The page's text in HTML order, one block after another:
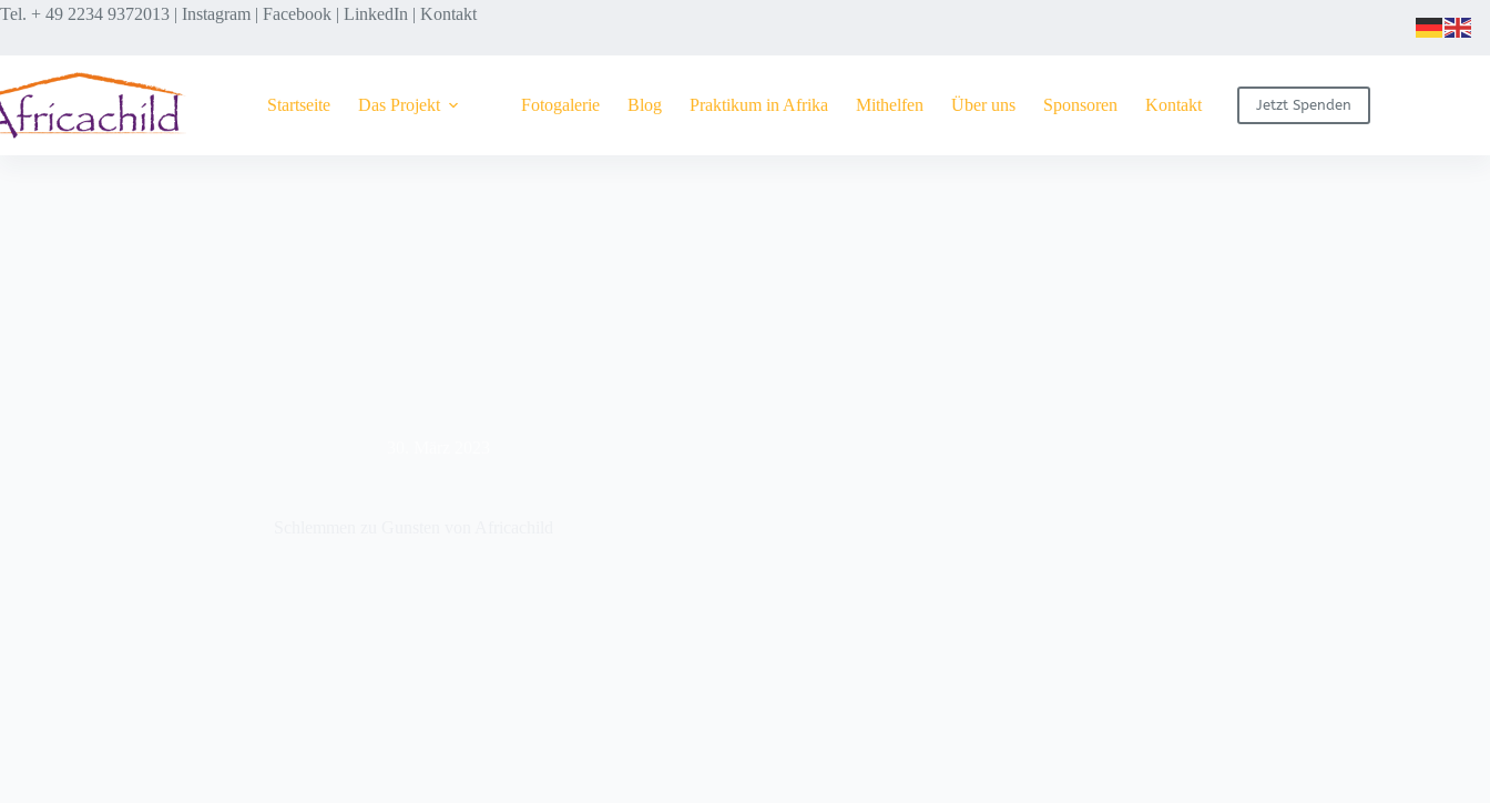
Tel. + 49 2234 9372013 | Instagram | Facebook | LinkedIn | Kontakt
Startseite Das Projekt Fotogalerie Blog Praktikum in Afrika Mithelfen Über uns Sponsoren Kontakt Jetzt Spenden